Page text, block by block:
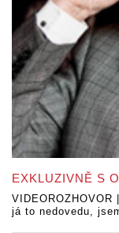
EXKLUZIVNĚ S
já to nedovedu,